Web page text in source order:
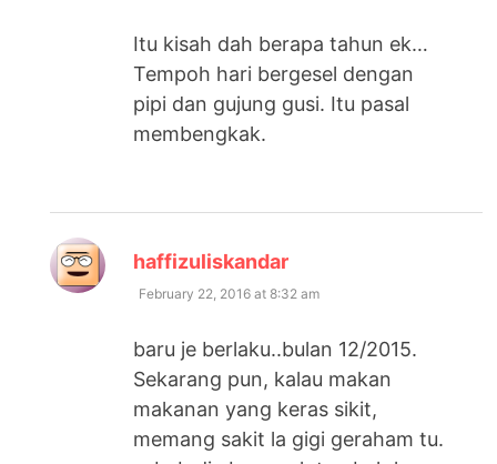
Itu kisah dah berapa tahun ek…
Tempoh hari bergesel dengan
pipi dan gujung gusi. Itu pasal
membengkak.
haffizuliskandar
February 22, 2016 at 8:32 am
baru je berlaku..bulan 12/2015.
Sekarang pun, kalau makan
makanan yang keras sikit,
memang sakit la gigi geraham tu.